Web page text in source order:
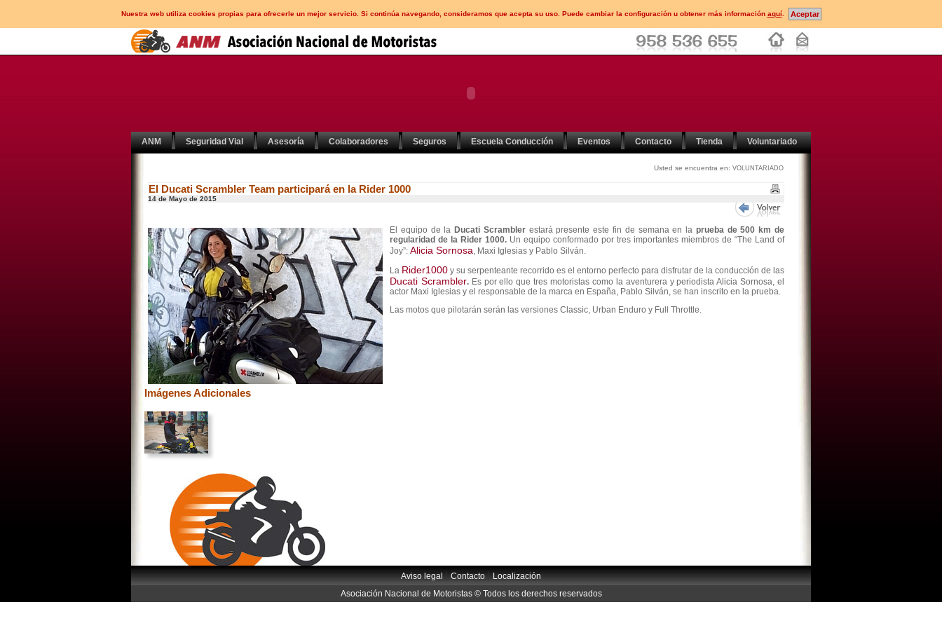
Nuestra web utiliza cookies propias para ofrecerle un mejor servicio. Si continúa navegando, consideramos que acepta su uso. Puede cambiar la configuración u obtener más información aquí.
ANM Seguridad Vial Asesoría Colaboradores Seguros Escuela Conducción Eventos Contacto Tienda Voluntariado
Usted se encuentra en: VOLUNTARIADO
El Ducati Scrambler Team participará en la Rider 1000
14 de Mayo de 2015
El equipo de la Ducati Scrambler estará presente este fin de semana en la prueba de 500 km de
regularidad de la Rider 1000. Un equipo conformado por tres importantes miembros de “The Land of
Joy”: Alicia Sornosa, Maxi Iglesias y Pablo Silván.
La Rider1000 y su serpenteante recorrido es el entorno perfecto para disfrutar de la conducción de las
Ducati Scrambler. Es por ello que tres motoristas como la aventurera y periodista Alicia Sornosa, el
actor Maxi Iglesias y el responsable de la marca en España, Pablo Silván, se han inscrito en la prueba.
Las motos que pilotarán serán las versiones Classic, Urban Enduro y Full Throttle.
Imágenes Adicionales
Aviso legal|Contacto|Localización
Asociación Nacional de Motoristas © Todos los derechos reservados